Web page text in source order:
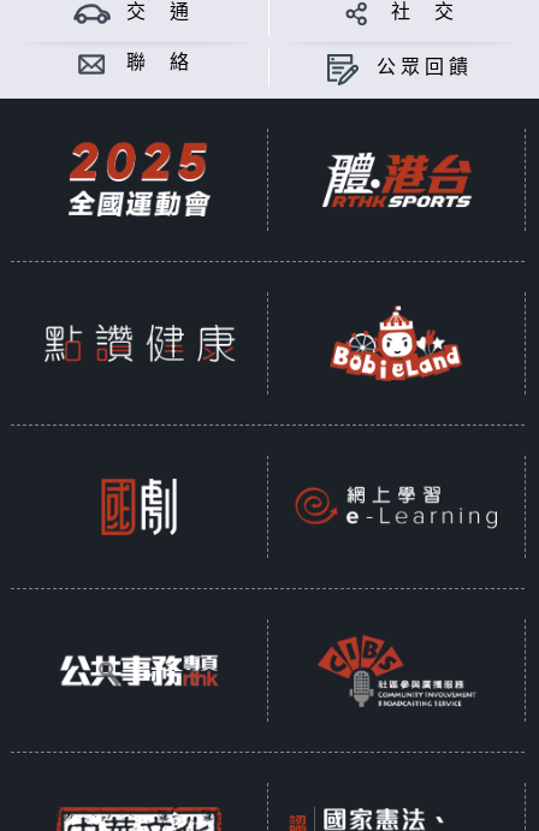
交 通 社 交
聯 絡 公眾回饋